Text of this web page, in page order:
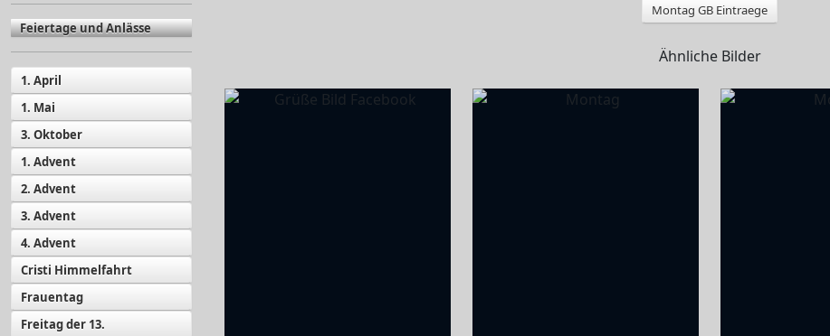
Feiertage und Anlässe
1. April
1. Mai
3. Oktober
1. Advent
2. Advent
3. Advent
4. Advent
Cristi Himmelfahrt
Frauentag
Freitag der 13.
Montag GB Eintraege
Ähnliche Bilder